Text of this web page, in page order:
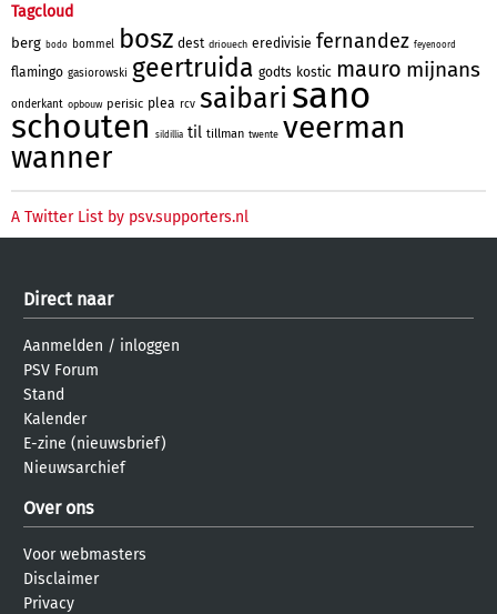
Tagcloud
berg bodo bommel bosz dest driouech eredivisie fernandez feyenoord
flamingo gasiorowski geertruida godts kostic mauro mijnans
onderkant opbouw perisic plea rcv saibari sano
schouten sildillia til tillman twente veerman
wanner
A Twitter List by psv.supporters.nl
Direct naar
Aanmelden / inloggen
PSV Forum
Stand
Kalender
E-zine (nieuwsbrief)
Nieuwsarchief
Over ons
Voor webmasters
Disclaimer
Privacy